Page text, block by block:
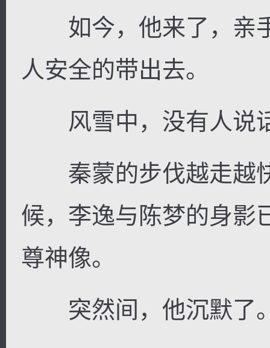
如今，他来了，亲
人安全的带出去。
风雪中，没有人说
秦蒙的步伐越走越
候，李逸与陈梦的身影
尊神像。
突然间，他沉默了